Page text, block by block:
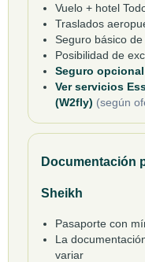
Vuelo + hotel
Traslados
Seguro básico
Posibilidad de
Seguro
Ver servicios
(W2fly) (según
Documentación
Sheikh
Pasaporte con
La
variar